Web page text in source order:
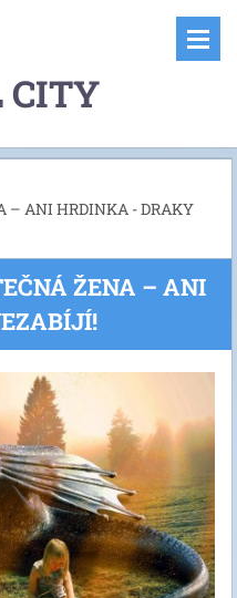
CITY
– ANI HRDINKA - DRAKY
ŽENA – ANI